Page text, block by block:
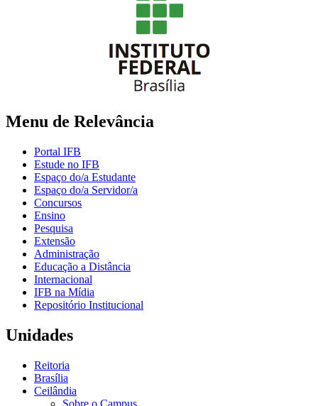
Menu de Relevância
Portal IFB
Estude no IFB
Espaço do/a Estudante
Espaço do/a Servidor/a
Concursos
Ensino
Pesquisa
Extensão
Administração
Educação a Distância
Internacional
IFB na Mídia
Repositório Institucional
Unidades
Reitoria
Brasília
Ceilândia
Sobre o Campus